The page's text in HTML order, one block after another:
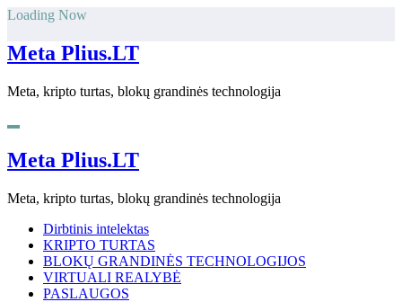
Skip
content
Loading Now
Meta Plius.LT
Meta, kripto turtas, blokų grandinės technologija
Meta Plius.LT
Meta, kripto turtas, blokų grandinės technologija
Dirbtinis intelektas
KRIPTO TURTAS
BLOKŲ GRANDINĖS TECHNOLOGIJOS
VIRTUALI REALYBĖ
PASLAUGOS